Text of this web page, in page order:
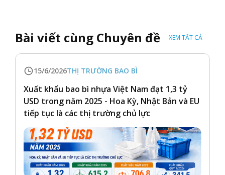
Bài viết cùng Chuyên đề XEM TẤT CẢ
15/6/2026THỊ TRƯỜNG BAO BÌ
Xuất khẩu bao bì nhựa Việt Nam đạt 1,3 tỷ
USD trong năm 2025 - Hoa Kỳ, Nhật Bản và EU
tiếp tục là các thị trường chủ lực